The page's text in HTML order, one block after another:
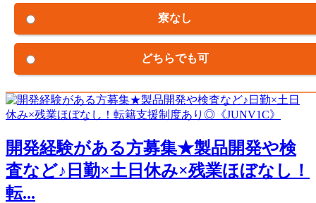
寮なし
どちらでも可
開発経験がある方募集★製品開発や検
査など♪日勤×土日休み×残業ほぼなし！
転...